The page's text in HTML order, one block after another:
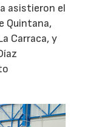
asistieron el
Quintana,
Carraca, y